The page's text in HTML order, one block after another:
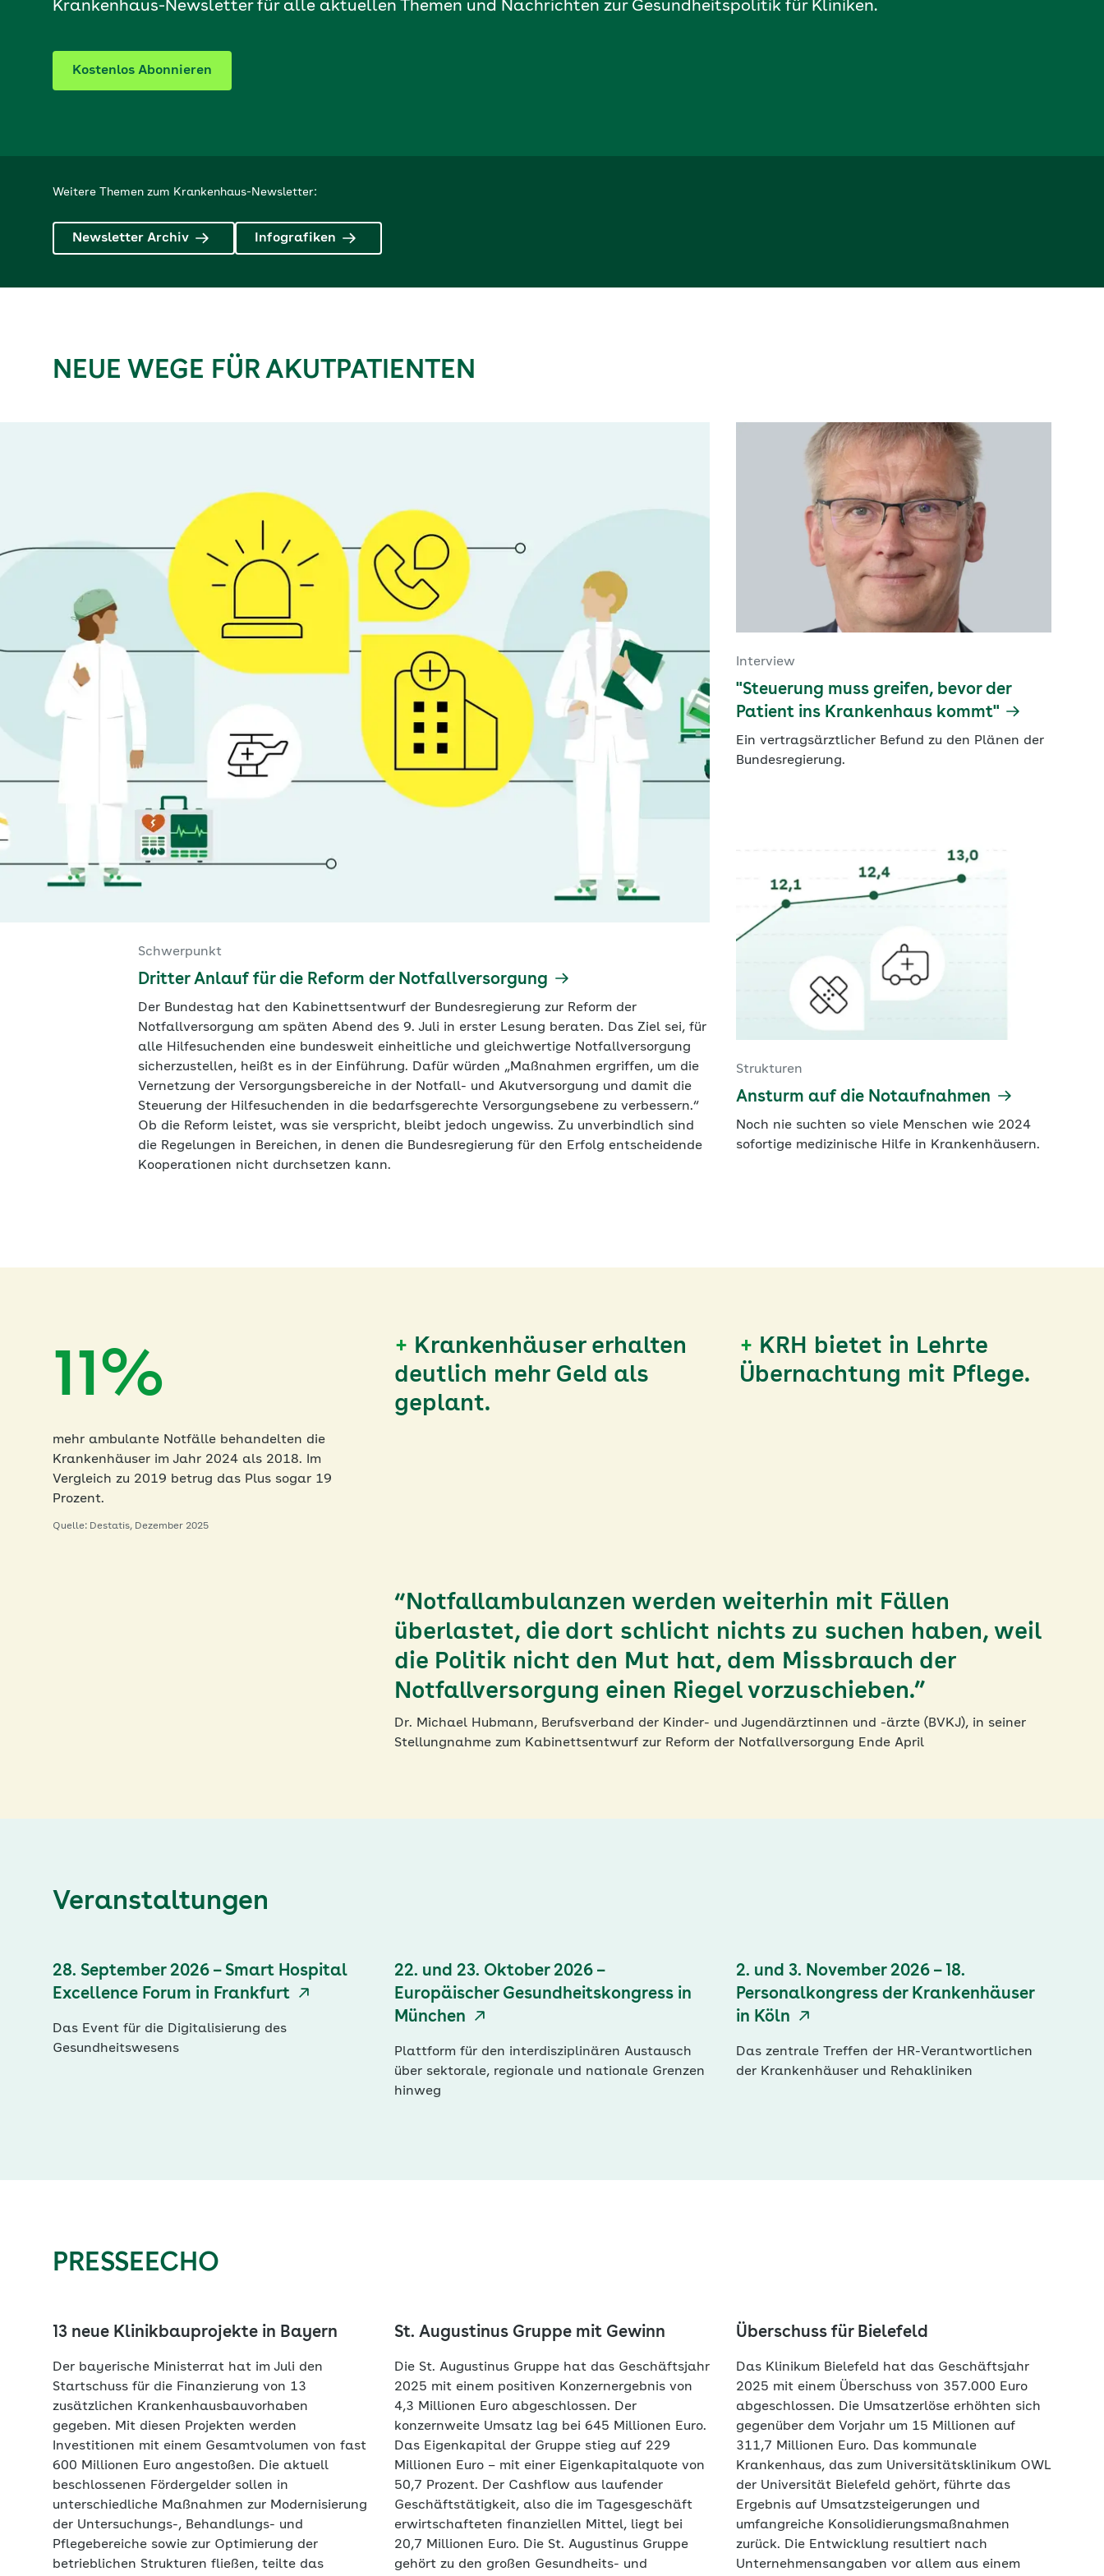
Krankenhaus-Newsletter für alle aktuellen Themen und Nachrichten zur Gesundheitspolitik für Kliniken.
Kostenlos Abonnieren
Weitere Themen zum Krankenhaus-Newsletter:
Newsletter Archiv Infografiken
NEUE WEGE FÜR AKUTPATIENTEN
Schwerpunkt
Dritter Anlauf für die Reform der Notfallversorgung
Der Bundestag hat den Kabinettsentwurf der Bundesregierung zur Reform der
Notfallversorgung am späten Abend des 9. Juli in erster Lesung beraten. Das Ziel sei, für
alle Hilfesuchenden eine bundesweit einheitliche und gleichwertige Notfallversorgung
sicherzustellen, heißt es in der Einführung. Dafür würden „Maßnahmen ergriffen, um die
Vernetzung der Versorgungsbereiche in der Notfall- und Akutversorgung und damit die
Steuerung der Hilfesuchenden in die bedarfsgerechte Versorgungsebene zu verbessern.“
Ob die Reform leistet, was sie verspricht, bleibt jedoch ungewiss. Zu unverbindlich sind
die Regelungen in Bereichen, in denen die Bundesregierung für den Erfolg entscheidende
Kooperationen nicht durchsetzen kann.
Interview
"Steuerung muss greifen, bevor der
Patient ins Krankenhaus kommt"
Ein vertragsärztlicher Befund zu den Plänen der
Bundesregierung.
Strukturen
Ansturm auf die Notaufnahmen
Noch nie suchten so viele Menschen wie 2024
sofortige medizinische Hilfe in Krankenhäusern.
11%
mehr ambulante Notfälle behandelten die
Krankenhäuser im Jahr 2024 als 2018. Im
Vergleich zu 2019 betrug das Plus sogar 19
Prozent.
Quelle: Destatis, Dezember 2025
+ Krankenhäuser erhalten
deutlich mehr Geld als
geplant.
+ KRH bietet in Lehrte
Übernachtung mit Pflege.
“Notfallambulanzen werden weiterhin mit Fällen
überlastet, die dort schlicht nichts zu suchen haben, weil
die Politik nicht den Mut hat, dem Missbrauch der
Notfallversorgung einen Riegel vorzuschieben.”
Dr. Michael Hubmann, Berufsverband der Kinder- und Jugendärztinnen und -ärzte (BVKJ), in seiner
Stellungnahme zum Kabinettsentwurf zur Reform der Notfallversorgung Ende April
Veranstaltungen
28. September 2026 – Smart Hospital
Excellence Forum in Frankfurt
Das Event für die Digitalisierung des
Gesundheitswesens
22. und 23. Oktober 2026 –
Europäischer Gesundheitskongress in
München
Plattform für den interdisziplinären Austausch
über sektorale, regionale und nationale Grenzen
hinweg
2. und 3. November 2026 – 18.
Personalkongress der Krankenhäuser
in Köln
Das zentrale Treffen der HR-Verantwortlichen
der Krankenhäuser und Rehakliniken
PRESSEECHO
13 neue Klinikbauprojekte in Bayern
Der bayerische Ministerrat hat im Juli den
Startschuss für die Finanzierung von 13
zusätzlichen Krankenhausbauvorhaben
gegeben. Mit diesen Projekten werden
Investitionen mit einem Gesamtvolumen von fast
600 Millionen Euro angestoßen. Die aktuell
beschlossenen Fördergelder sollen in
unterschiedliche Maßnahmen zur Modernisierung
der Untersuchungs-, Behandlungs- und
Pflegebereiche sowie zur Optimierung der
betrieblichen Strukturen fließen, teilte das
St. Augustinus Gruppe mit Gewinn
Die St. Augustinus Gruppe hat das Geschäftsjahr
2025 mit einem positiven Konzernergebnis von
4,3 Millionen Euro abgeschlossen. Der
konzernweite Umsatz lag bei 645 Millionen Euro.
Das Eigenkapital der Gruppe stieg auf 229
Millionen Euro – mit einer Eigenkapitalquote von
50,7 Prozent. Der Cashflow aus laufender
Geschäftstätigkeit, also die im Tagesgeschäft
erwirtschafteten finanziellen Mittel, liegt bei
20,7 Millionen Euro. Die St. Augustinus Gruppe
gehört zu den großen Gesundheits- und
Überschuss für Bielefeld
Das Klinikum Bielefeld hat das Geschäftsjahr
2025 mit einem Überschuss von 357.000 Euro
abgeschlossen. Die Umsatzerlöse erhöhten sich
gegenüber dem Vorjahr um 15 Millionen auf
311,7 Millionen Euro. Das kommunale
Krankenhaus, das zum Universitätsklinikum OWL
der Universität Bielefeld gehört, führte das
Ergebnis auf Umsatzsteigerungen und
umfangreiche Konsolidierungsmaßnahmen
zurück. Die Entwicklung resultiert nach
Unternehmensangaben vor allem aus einem